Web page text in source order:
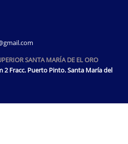
SANTA MARÍA DE EL ORO
2 Fracc. Puerto Pinto. Santa María del